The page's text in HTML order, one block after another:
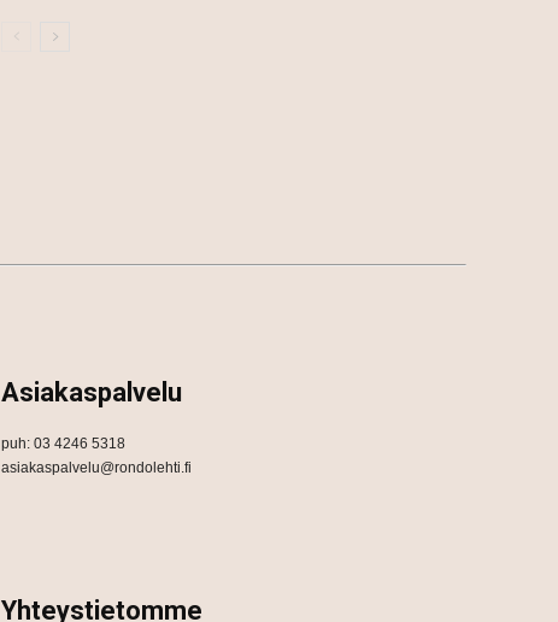
Asiakaspalvelu
puh: 03 4246 5318
asiakaspalvelu@rondolehti.fi
Yhteystietomme